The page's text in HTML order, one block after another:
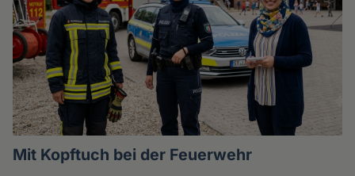
Mit Kopftuch bei der Feuerwehr